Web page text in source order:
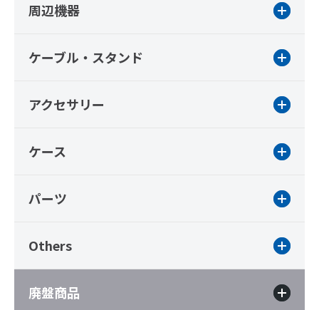
周辺機器
ケーブル・スタンド
アクセサリー
ケース
パーツ
Others
廃盤商品